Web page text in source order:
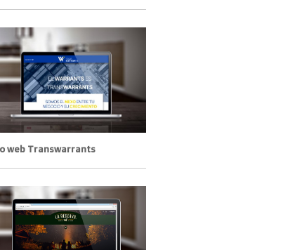
web Transwarrants